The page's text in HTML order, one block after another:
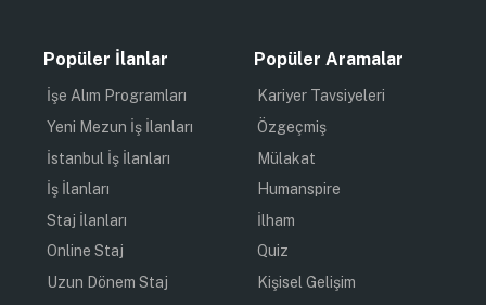
Popüler İlanlar
İşe Alım Programları
Yeni Mezun İş İlanları
İstanbul İş İlanları
İş İlanları
Staj İlanları
Online Staj
Uzun Dönem Staj
Popüler Aramalar
Kariyer Tavsiyeleri
Özgeçmiş
Mülakat
Humanspire
İlham
Quiz
Kişisel Gelişim